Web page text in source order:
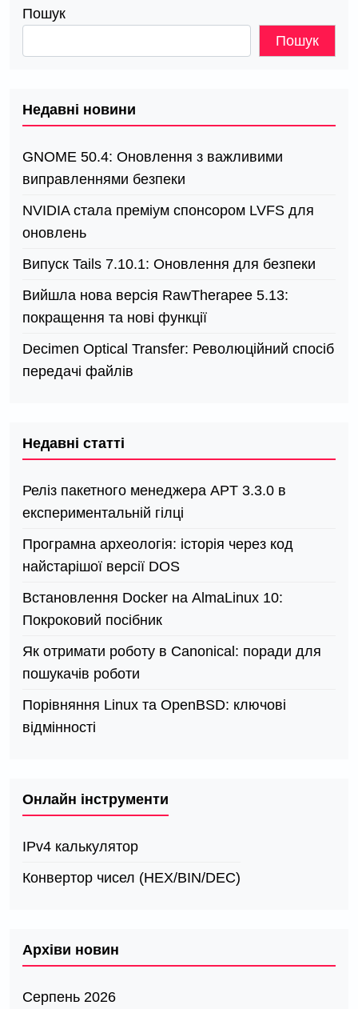
Пошук
Пошук
Недавні новини
GNOME 50.4: Оновлення з важливими
виправленнями безпеки
NVIDIA стала преміум спонсором LVFS для
оновлень
Випуск Tails 7.10.1: Оновлення для безпеки
Вийшла нова версія RawTherapee 5.13:
покращення та нові функції
Decimen Optical Transfer: Революційний спосіб
передачі файлів
Недавні статті
Реліз пакетного менеджера APT 3.3.0 в
експериментальній гілці
Програмна археологія: історія через код
найстарішої версії DOS
Встановлення Docker на AlmaLinux 10:
Покроковий посібник
Як отримати роботу в Canonical: поради для
пошукачів роботи
Порівняння Linux та OpenBSD: ключові
відмінності
Онлайн інструменти
IPv4 калькулятор
Конвертор чисел (HEX/BIN/DEC)
Архіви новин
Серпень 2026